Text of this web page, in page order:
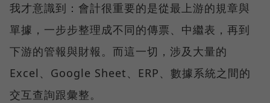
我才意識到：會計很重要的是從最上游的規章與
單據，一步步整理成不同的傳票、中繼表，再到
下游的管報與財報。而這一切，涉及大量的
Excel、Google Sheet、ERP、數據系統之間的
交互查詢跟彙整。